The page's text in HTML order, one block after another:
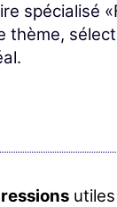
spécialisé
thème,